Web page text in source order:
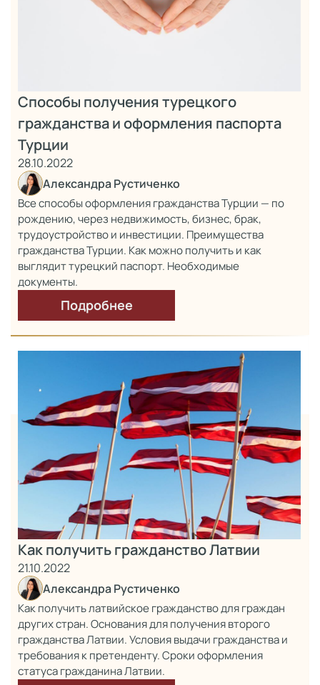
Способы получения турецкого
гражданства и оформления паспорта
Турции
28.10.2022
Александра Рустиченко
Все способы оформления гражданства Турции — по
рождению, через недвижимость, бизнес, брак,
трудоустройство и инвестиции. Преимущества
гражданства Турции. Как можно получить и как
выглядит турецкий паспорт. Необходимые
документы.
Подробнее
Как получить гражданство Латвии
21.10.2022
Александра Рустиченко
Как получить латвийское гражданство для граждан
других стран. Основания для получения второго
гражданства Латвии. Условия выдачи гражданства и
требования к претенденту. Сроки оформления
статуса гражданина Латвии.